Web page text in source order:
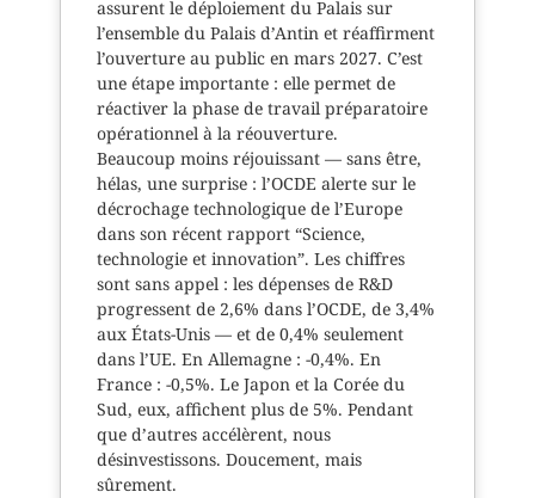
assurent le déploiement du Palais sur
l’ensemble du Palais d’Antin et réaffirment
l’ouverture au public en mars 2027. C’est
une étape importante : elle permet de
réactiver la phase de travail préparatoire
opérationnel à la réouverture.
Beaucoup moins réjouissant — sans être,
hélas, une surprise : l’OCDE alerte sur le
décrochage technologique de l’Europe
dans son récent rapport “Science,
technologie et innovation”. Les chiffres
sont sans appel : les dépenses de R&D
progressent de 2,6% dans l’OCDE, de 3,4%
aux États-Unis — et de 0,4% seulement
dans l’UE. En Allemagne : -0,4%. En
France : -0,5%. Le Japon et la Corée du
Sud, eux, affichent plus de 5%. Pendant
que d’autres accélèrent, nous
désinvestissons. Doucement, mais
sûrement.